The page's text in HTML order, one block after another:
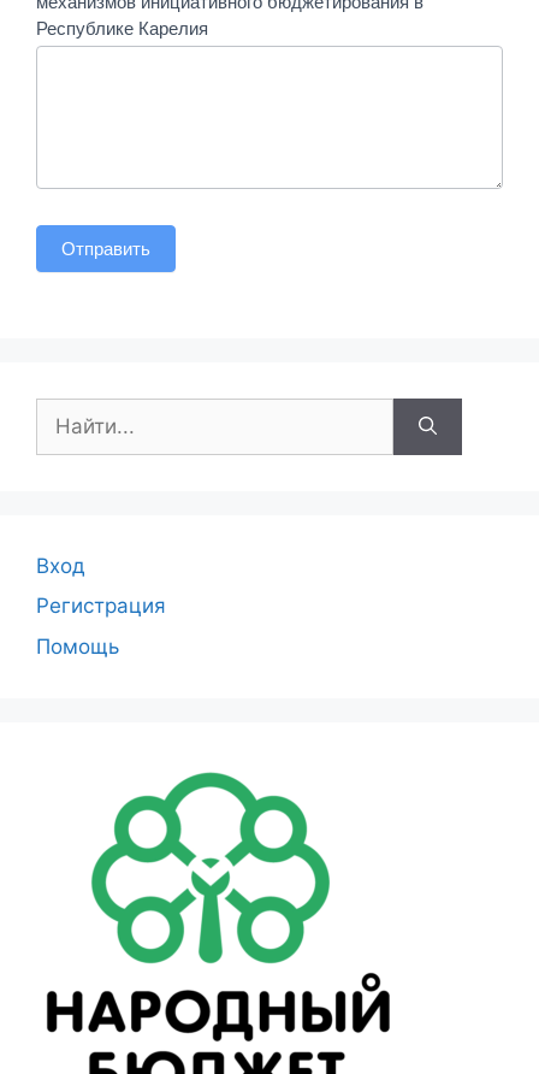
Республике Карелия
Отправить
Вход
Регистрация
Помощь